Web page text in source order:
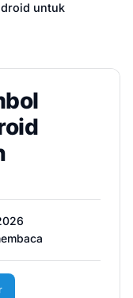
untuk